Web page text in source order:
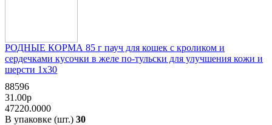
РОДНЫЕ КОРМА 85 г пауч для кошек с кроликом и
сердечками кусочки в желе по-тульски для улучшения кожи и
шерсти 1х30
88596
31.00р
47220.0000
В упаковке (шт.) 30